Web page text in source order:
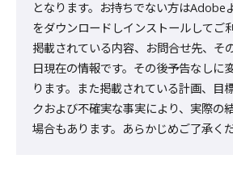
となります。お持ちでない方は
をダウンロードしインストールしてご
掲載されている内容、お問合せ先、そ
日現在の情報です。その後予告なしに
ります。また掲載されている計画、目
クおよび不確実な事実により、実際の
場合もあります。あらかじめご了承くだ